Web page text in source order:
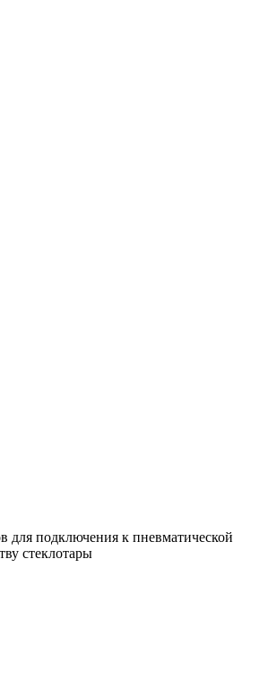
для подключения к пневматической
стеклотары